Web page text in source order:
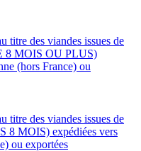
titre des viandes issues de
8 MOIS OU PLUS)
(hors France) ou
titre des viandes issues de
MOIS) expédiées vers
ou exportées